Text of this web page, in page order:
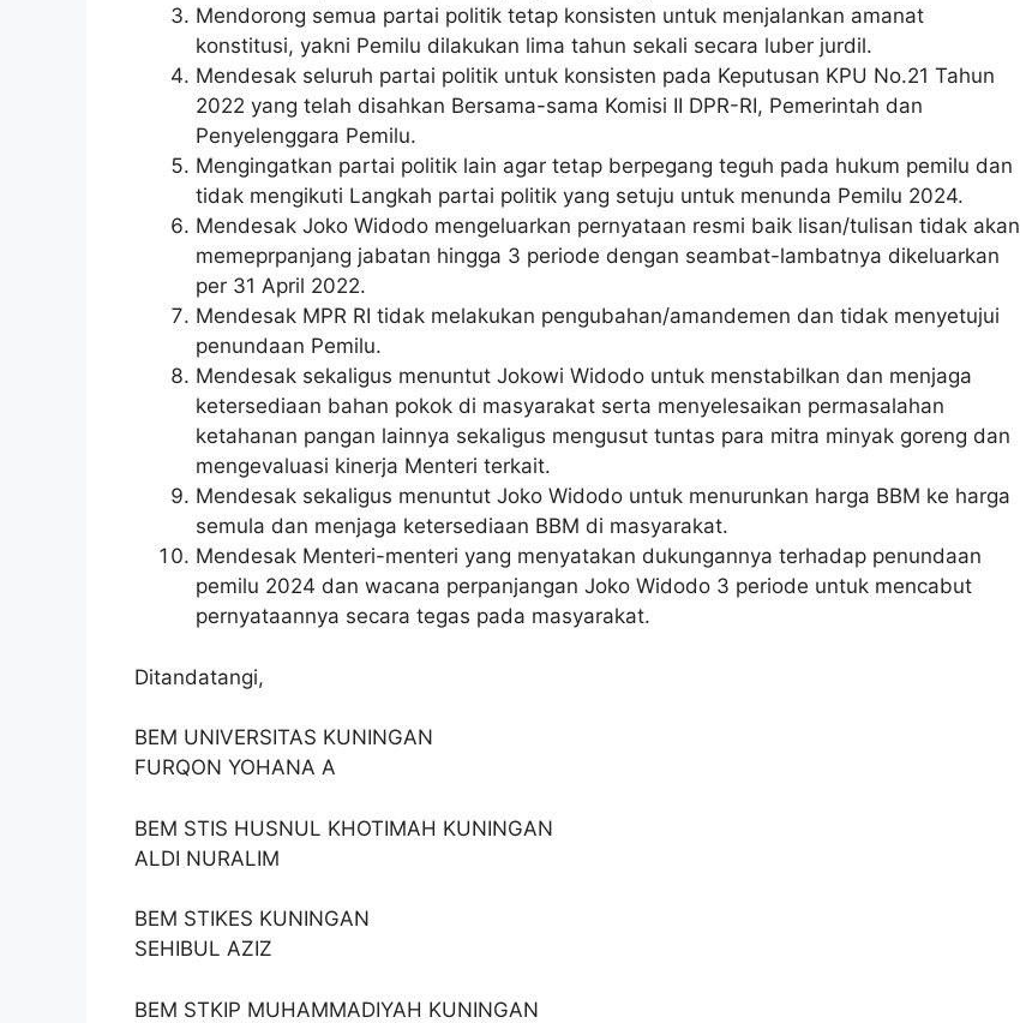
Mendorong semua partai politik tetap konsisten untuk menjalankan amanat
konstitusi, yakni Pemilu dilakukan lima tahun sekali secara luber jurdil.
Mendesak seluruh partai politik untuk konsisten pada Keputusan KPU No.21 Tahun
2022 yang telah disahkan Bersama-sama Komisi II DPR-RI, Pemerintah dan
Penyelenggara Pemilu.
Mengingatkan partai politik lain agar tetap berpegang teguh pada hukum pemilu dan
tidak mengikuti Langkah partai politik yang setuju untuk menunda Pemilu 2024.
Mendesak Joko Widodo mengeluarkan pernyataan resmi baik lisan/tulisan tidak akan
memeprpanjang jabatan hingga 3 periode dengan seambat-lambatnya dikeluarkan
per 31 April 2022.
Mendesak MPR RI tidak melakukan pengubahan/amandemen dan tidak menyetujui
penundaan Pemilu.
Mendesak sekaligus menuntut Jokowi Widodo untuk menstabilkan dan menjaga
ketersediaan bahan pokok di masyarakat serta menyelesaikan permasalahan
ketahanan pangan lainnya sekaligus mengusut tuntas para mitra minyak goreng dan
mengevaluasi kinerja Menteri terkait.
Mendesak sekaligus menuntut Joko Widodo untuk menurunkan harga BBM ke harga
semula dan menjaga ketersediaan BBM di masyarakat.
Mendesak Menteri-menteri yang menyatakan dukungannya terhadap penundaan
pemilu 2024 dan wacana perpanjangan Joko Widodo 3 periode untuk mencabut
pernyataannya secara tegas pada masyarakat.
Ditandatangi,
BEM UNIVERSITAS KUNINGAN
FURQON YOHANA A
BEM STIS HUSNUL KHOTIMAH KUNINGAN
ALDI NURALIM
BEM STIKES KUNINGAN
SEHIBUL AZIZ
BEM STKIP MUHAMMADIYAH KUNINGAN